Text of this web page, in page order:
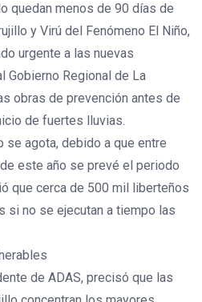
quedan menos de 90 días de
y Virú del Fenómeno El Niño,
urgente a las nuevas
Gobierno Regional de La
obras de prevención antes de
de fuertes lluvias.
se agota, debido a que entre
este año se prevé el periodo
que cerca de 500 mil liberteños
si no se ejecutan a tiempo las
de ADAS, precisó que las